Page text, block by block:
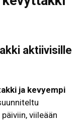
aktiivisille
ja kevyempi
viileään